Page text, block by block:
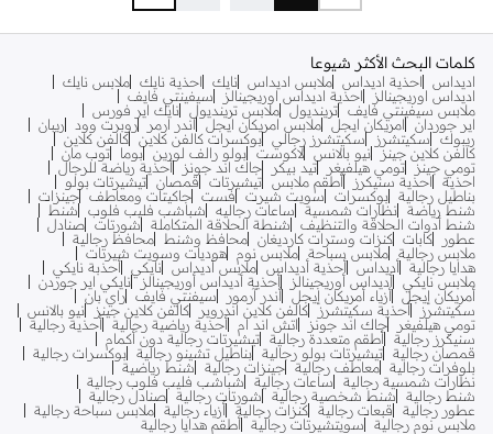
كلمات البحث الأكثر شيوعا
اديداس احذية اديداس ملابس اديداس نايك احذية نايك ملابس نايك
اديداس اوريجينالز
احذية اديداس اوريجينالز
سيفينتي فايف
ملابس سيفينتي فايف ترينديول ملابس ترينديول نايك اير فورس
اير جوردان امريكان ايجل ملابس امريكان ايجل اندر ارمر روبرت وود
ريبان
ريبوك
سكيتشرز سكيتشرز رجالي بوكسرات كالفن كلاين كالفن كلاين
كالفن كلاين جينز نيو بالانس لاكوست بولو رالف لورين بوما
توب مان
تومي جينز تومي هيلفيغر تيد بيكر جاك اند جونز
أحذية رياضة للرجال
احذية
احذية سنيكرز أطقم ملابس تيشيرتات قمصان تيشيرتات بولو
بناطيل رجالية بوكسرات سويت شيرت فست جاكيتات ومعاطف جينزات
شنط رياضة نظارات شمسية ساعات رجاليه شباشب فليب فلوب
شنط
شنط أدوات الحلاقة والتنظيف
شنطة الحلاقة المتكاملة شورتات صنادل
عطور
كابات كنزات وسترات كارديغان محافظ وشنط
محافظ رجالية
ملابس رجالية ملابس سباحة ملابس نوم
هوديات وسويت شيرتات
هدايا رجالية أديداس أحذية أديداس ملابس أديداس نايكي أحذبة نايكي
ملابس نايكي أديداس أوريجينالز أحذية أديداس أوريجينالز
نايكي اير جوردن
أمريكان إيجل أزياء أمريكان إيجل أندر آرمور سيفنتي فايف راي بان
سكيتشرز
أحذية سكيتشرز كالفن كلاين اندروير كالفن كلاين جينز
نيو بالانس
تومي هيلفيغر
جاك اند جونز اتش اند ام أحذية رياضية رجالية أحذية رجالية
سنيكرز رجالية أطقم متعددة رجالية تيشيرتات رجالية دون أكمام
قمصان رجالية تيشيرتات بولو رجالية بناطيل تشينو رجالية بوكسرات رجالية
بلوفرات رجالية معاطف رجالية جينزات رجالية
شنط رياضية
نظارات شمسية رجالية
ساعات رجالية
شباشب فليب فلوب رجالية
شنط رجالية
شنط شخصية رجالية شورتات رجالية صنادل رجالية
عطور رجالية
قبعات رجالية كنزات رجالية أزياء رجالية ملابس سباحة رجالية
ملابس نوم رجالية
سويتشيرتات رجالية أطقم هدايا رجالية